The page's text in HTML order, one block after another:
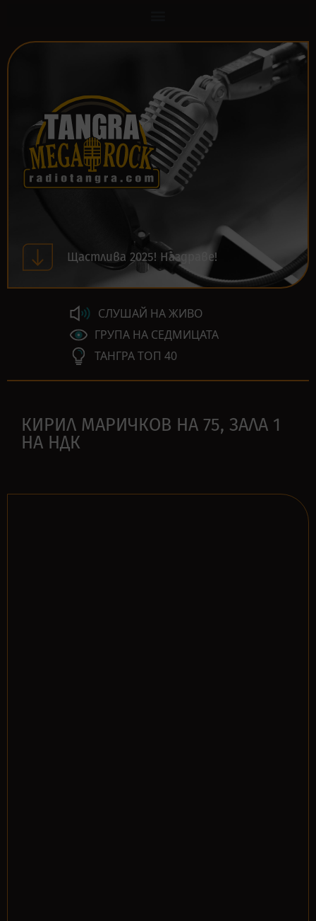
Щастлива 2025! Наздраве!
СЛУШАЙ НА ЖИВО
ГРУПА НА СЕДМИЦАТА
ТАНГРА ТОП 40
КИРИЛ МАРИЧКОВ НА 75, ЗАЛА 1
НА НДК